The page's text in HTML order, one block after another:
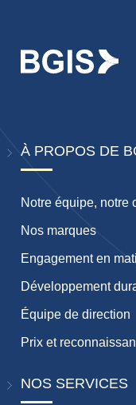
À PROPOS DE
Notre équipe, notre
Nos marques
Engagement en
Développement
Équipe de direction
Prix ​​et
NOS SERVICES